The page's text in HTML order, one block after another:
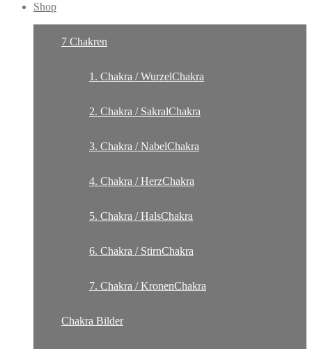
Shop
7 Chakren
1. Chakra / WurzelChakra
2. Chakra / SakralChakra
3. Chakra / NabelChakra
4. Chakra / HerzChakra
5. Chakra / HalsChakra
6. Chakra / StirnChakra
7. Chakra / KronenChakra
Chakra Bilder